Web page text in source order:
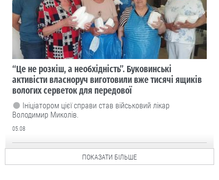
“Це не розкіш, а необхідність”. Буковинські
активісти власноруч виготовили вже тисячі ящиків
вологих серветок для передової
Ініціатором цієї справи став військовий лікар
Володимир Миколів.
05.08
ПОКАЗАТИ БІЛЬШЕ